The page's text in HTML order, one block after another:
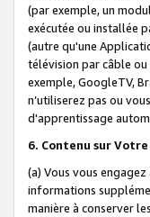
(par exemple, un
exécutée ou installée
(autre qu'une
télévision par câble
exemple, GoogleTV,
n’utiliserez pas ou
d'apprentissage
6. Contenu sur
(a) Vous vous
informations
manière à conserver